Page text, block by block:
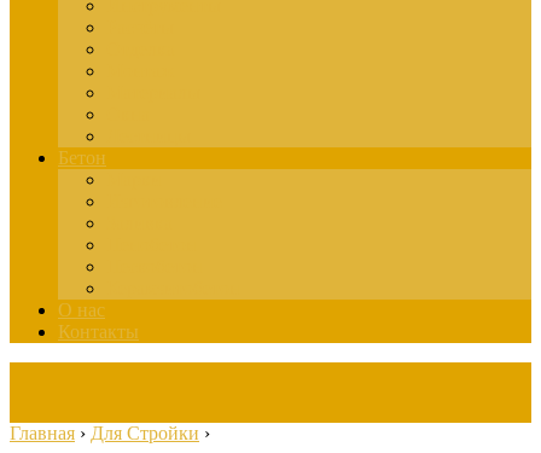
Бетон
О нас
Контакты
Главная › Для Стройки ›